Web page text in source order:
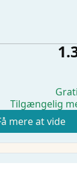
Tilgængelig
mere at vide